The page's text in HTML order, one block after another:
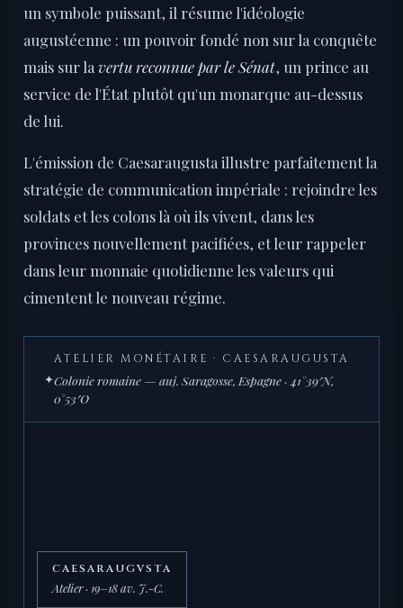
un symbole puissant, il résume l'idéologie
augustéenne : un pouvoir fondé non sur la conquête
mais sur la vertu reconnue par le Sénat, un prince au
service de l'État plutôt qu'un monarque au-dessus
de lui.
L'émission de Caesaraugusta illustre parfaitement la
stratégie de communication impériale : rejoindre les
soldats et les colons là où ils vivent, dans les
provinces nouvellement pacifiées, et leur rappeler
dans leur monnaie quotidienne les valeurs qui
cimentent le nouveau régime.
✦
ATELIER MONÉTAIRE · CAESARAUGUSTA
Colonie romaine — auj. Saragosse, Espagne · 41°39′N,
0°53′O
CAESARAUGVSTA
Atelier · 19–18 av. J.-C.